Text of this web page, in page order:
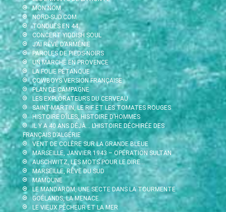
MON NOM
NORD-SUD.COM
TONDUES EN 44
CONCERT YIDDISH SOUL
J’AI RÊVÉ D’ARMÉNIE
PAROLES DE PIEDS-NOIRS
UN MARCHÉ EN PROVENCE
LA FOLIE PÉTANQUE
COWBOYS VERSION FRANÇAISE
PLAN DE CAMPAGNE
LES EXPLORATEURS DU CERVEAU
SAINT-MARTIN, LE RIF ET LES TOMATES ROUGES
HISTOIRE D’ÎLES, HISTOIRE D’HOMMES
IL Y A 40 ANS DÉJÀ… L’HISTOIRE DÉCHIRÉE DES
FRANÇAIS D’ALGÉRIE
VENT DE COLÈRE SUR LA GRANDE BLEUE
MARSEILLE, JANVIER 1943 – OPÉRATION SULTAN
AUSCHWITZ, LES MOTS POUR LE DIRE…
MARSEILLE, RÊVE DU SUD
MAMOUNE
LE MANDAROM, UNE SECTE DANS LA TOURMENTE
GOÉLANDS, LA MENACE…
LE VIEUX PÊCHEUR ET LA MER